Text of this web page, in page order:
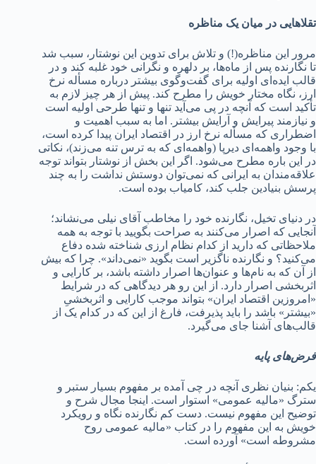
تقلاهایی در میان یک مناظره
مرور این مناظره(!) و تلاش برای تدوین این نوشتار، سبب شد
تا نگارنده پس از ماه‌ها، بر دلهره و نگرانی خود غلبه کند و در
قالب ایده‌ای اولیه برای گفت‌وگوی بیشتر درباره مسأله نرخ
ارز، نگاه مختار خویش را مطرح کند. پیش از هر چیز لازم به
تأکید است که آنچه در پی می‌آید تنها و تنها طرحی اولیه است
و نیازمند پیرایش و آرایش بیشتر. اما به سبب اهمیت و
اضطراری که مسأله نرخ ارز در اقتصاد ایران پیدا کرده است،
با وجود واهمه‌ای دیرپا (واهمه‌ای که به ترس تنه می‌زند)، نکاتی
در این باره مطرح می‌شود. اگر این بخش از نوشتار بتواند توجه
علاقه‌مندان به ایرانی که نمی‌توان دوستش نداشت را به چند
پرسش بنیادین جلب کند، کامیاب بوده است.
در دنیای تخیل، نگارنده خود را مخاطب آقای نیلی می‌نشاند؛
آنجایی که اصرار می‌کنند به صراحت بگویید با توجه به همه
ملاحظاتی که دارید از کدام نظام ارزی شناخته شده دفاع
می‌کنید؟ و نگارنده ناگزیر است بگوید «نمی‌داند». چرا که بیش
از آن که به نام‌ها و عنوان‌ها اصرار داشته باشد، بر کارایی و
اثربخشی اصرار دارد. از این رو هر دیدگاهی که در شرایط
«امروزین اقتصاد ایران» بتواند موجب کارایی و اثربخشیِ
«بیشتر» باشد را باید پذیرفت، فارغ از این که در کدام یک از
قالب‌های آشنا جای می‌گیرد.
فرض‌های پایه
یکم: بنیان نظری آنچه در چی آمده بر مفهوم بسیار ستبر و
سترگ «مالیه عمومی» استوار است. اینجا مجال شرح و
توضیح این مفهوم نیست. دست کم نگارنده نگاه و رویکرد
خویش به این مفهوم را در کتاب «مالیه عمومی روح
مشروطه است» آورده است.